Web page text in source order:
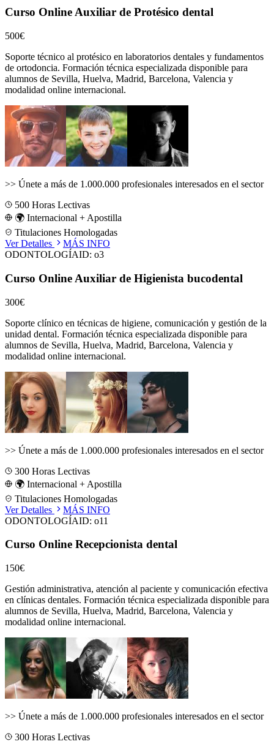
Curso Online Auxiliar de Protésico dental
500€
Soporte técnico al protésico en laboratorios dentales y fundamentos
de ortodoncia. Formación técnica especializada disponible para
alumnos de Sevilla, Huelva, Madrid, Barcelona, Valencia y
modalidad online internacional.
>> Únete a más de 1.000.000 profesionales interesados en el sector
500 Horas Lectivas
🌍 Internacional + Apostilla
Titulaciones Homologadas
Ver Detalles
MÁS INFO
ODONTOLOGÍAID: o3
Curso Online Auxiliar de Higienista bucodental
300€
Soporte clínico en técnicas de higiene, comunicación y gestión de la
unidad dental. Formación técnica especializada disponible para
alumnos de Sevilla, Huelva, Madrid, Barcelona, Valencia y
modalidad online internacional.
>> Únete a más de 1.000.000 profesionales interesados en el sector
300 Horas Lectivas
🌍 Internacional + Apostilla
Titulaciones Homologadas
Ver Detalles
MÁS INFO
ODONTOLOGÍAID: o11
Curso Online Recepcionista dental
150€
Gestión administrativa, atención al paciente y comunicación efectiva
en clínicas dentales. Formación técnica especializada disponible para
alumnos de Sevilla, Huelva, Madrid, Barcelona, Valencia y
modalidad online internacional.
>> Únete a más de 1.000.000 profesionales interesados en el sector
300 Horas Lectivas